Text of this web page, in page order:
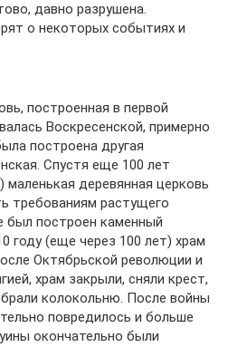
давно разрушена.
о некоторых событиях и
построенная в первой
Воскресенской, примерно
построена другая
Спустя еще 100 лет
маленькая деревянная церковь
требованиям растущего
был построен каменный
году (еще через 100 лет) храм
Октябрьской революции и
храм закрыли, сняли крест,
колокольню. После войны
повредилось и больше
окончательно были